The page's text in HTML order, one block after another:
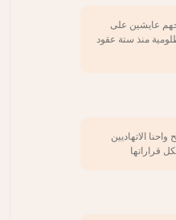
عايشين على
منذ ستة عقود
واحنا الاتهاديين
قراراتها